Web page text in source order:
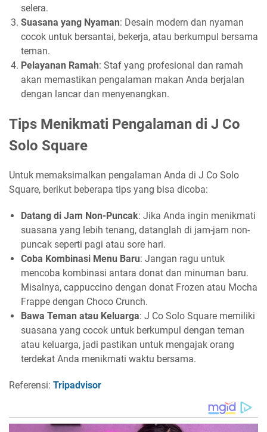
selera.
Suasana yang Nyaman: Desain modern dan nyaman
cocok untuk bersantai, bekerja, atau berkumpul bersama
teman.
Pelayanan Ramah: Staf yang profesional dan ramah
akan memastikan pengalaman makan Anda berjalan
dengan lancar dan menyenangkan.
Tips Menikmati Pengalaman di J Co
Solo Square
Untuk memaksimalkan pengalaman Anda di J Co Solo
Square, berikut beberapa tips yang bisa dicoba:
Datang di Jam Non-Puncak: Jika Anda ingin menikmati
suasana yang lebih tenang, datanglah di jam-jam non-
puncak seperti pagi atau sore hari.
Coba Kombinasi Menu Baru: Jangan ragu untuk
mencoba kombinasi antara donat dan minuman baru.
Misalnya, cappuccino dengan donat Frozen atau Mocha
Frappe dengan Choco Crunch.
Bawa Teman atau Keluarga: J Co Solo Square memiliki
suasana yang cocok untuk berkumpul dengan teman
atau keluarga, jadi pastikan untuk mengajak orang
terdekat Anda menikmati waktu bersama.
Referensi: Tripadvisor